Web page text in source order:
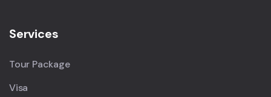
Services
Tour Package
Visa